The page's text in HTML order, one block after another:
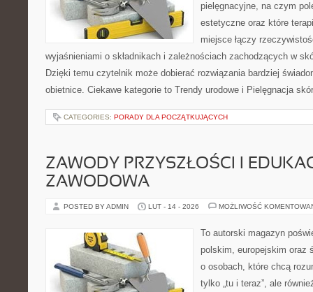
pielęgnacyjne, na czym
estetyczne oraz które
miejsce łączy
wyjaśnieniami o składnikach i zależnościach zachodzących w
Dzięki temu czytelnik może dobierać rozwiązania bardziej
obietnice. Ciekawe kategorie to Trendy urodowe i Pielęgnacja
CATEGORIES: PORADY DLA POCZĄTKUJĄCYCH
ZAWODY PRZYSZŁOŚCI I
ZAWODOWA
POSTED BY ADMIN LUT - 14 - 2026 MOŻLIWOŚĆ
To autorski magazyn
polskim, europejskim oraz
o osobach, które chcą
tylko „tu i teraz”, ale